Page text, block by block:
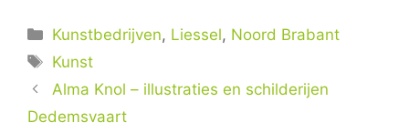
Categorieën
Kunstbedrijven, Liessel, Noord Brabant
Tags
Kunst
Alma Knol – illustraties en schilderijen
Dedemsvaart